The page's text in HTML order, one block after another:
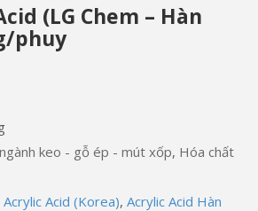
(LG Chem – Hàn
phuy
keo - gỗ ép - mút xốp, Hóa chất
Acrylic Acid (Korea), Acrylic Acid Hàn